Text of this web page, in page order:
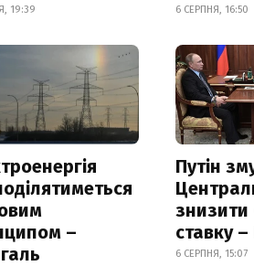
19:39 6 СЕРПНЯ, 16:50
–
Путін
знизити
ставку
6 СЕРПНЯ, 15:07